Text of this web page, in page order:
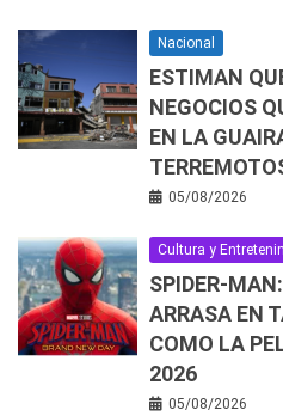
Nacional
ESTIMAN
NEGOCIOS
EN LA
05/08/2026
Cultura y
SPIDER-
ARRASA EN
COMO LA
2026
05/08/2026